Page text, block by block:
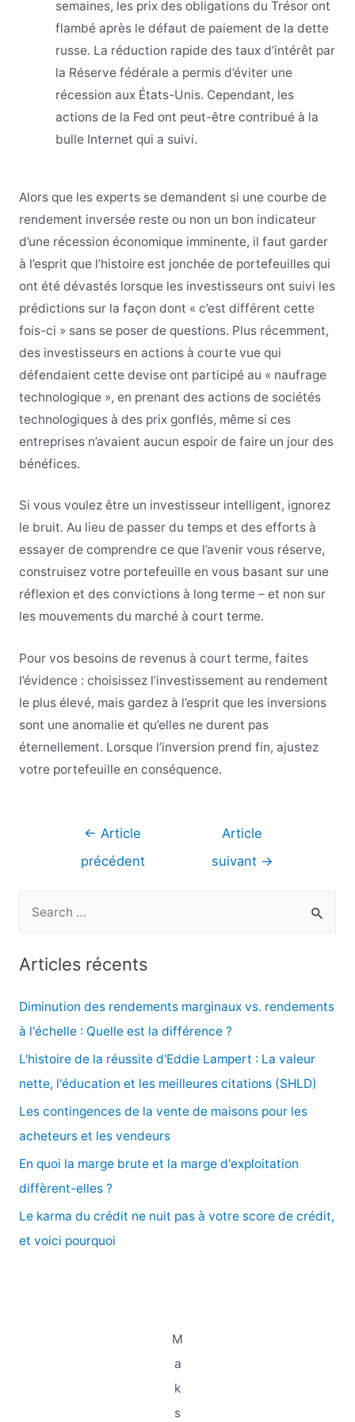
semaines, les prix des obligations du Trésor ont
flambé après le défaut de paiement de la dette
russe. La réduction rapide des taux d’intérêt par
la Réserve fédérale a permis d’éviter une
récession aux États-Unis. Cependant, les
actions de la Fed ont peut-être contribué à la
bulle Internet qui a suivi.
Alors que les experts se demandent si une courbe de
rendement inversée reste ou non un bon indicateur
d’une récession économique imminente, il faut garder
à l’esprit que l’histoire est jonchée de portefeuilles qui
ont été dévastés lorsque les investisseurs ont suivi les
prédictions sur la façon dont « c’est différent cette
fois-ci » sans se poser de questions. Plus récemment,
des investisseurs en actions à courte vue qui
défendaient cette devise ont participé au « naufrage
technologique », en prenant des actions de sociétés
technologiques à des prix gonflés, même si ces
entreprises n’avaient aucun espoir de faire un jour des
bénéfices.
Si vous voulez être un investisseur intelligent, ignorez
le bruit. Au lieu de passer du temps et des efforts à
essayer de comprendre ce que l’avenir vous réserve,
construisez votre portefeuille en vous basant sur une
réflexion et des convictions à long terme – et non sur
les mouvements du marché à court terme.
Pour vos besoins de revenus à court terme, faites
l’évidence : choisissez l’investissement au rendement
le plus élevé, mais gardez à l’esprit que les inversions
sont une anomalie et qu’elles ne durent pas
éternellement. Lorsque l’inversion prend fin, ajustez
votre portefeuille en conséquence.
Navigation
l’article
← Article
précédent
Article
suivant →
e
r
c
:
Articles récents
Diminution des rendements marginaux vs. rendements
à l'échelle : Quelle est la différence ?
L'histoire de la réussite d'Eddie Lampert : La valeur
nette, l'éducation et les meilleures citations (SHLD)
Les contingences de la vente de maisons pour les
acheteurs et les vendeurs
En quoi la marge brute et la marge d'exploitation
diffèrent-elles ?
Le karma du crédit ne nuit pas à votre score de crédit,
et voici pourquoi
M
a
k
s